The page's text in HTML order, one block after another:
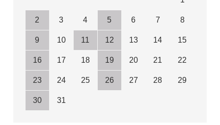
2 3 4 5 6 7 8
9 10 11 12 13 14 15
16 17 18 19 20 21 22
23 24 25 26 27 28 29
30 31